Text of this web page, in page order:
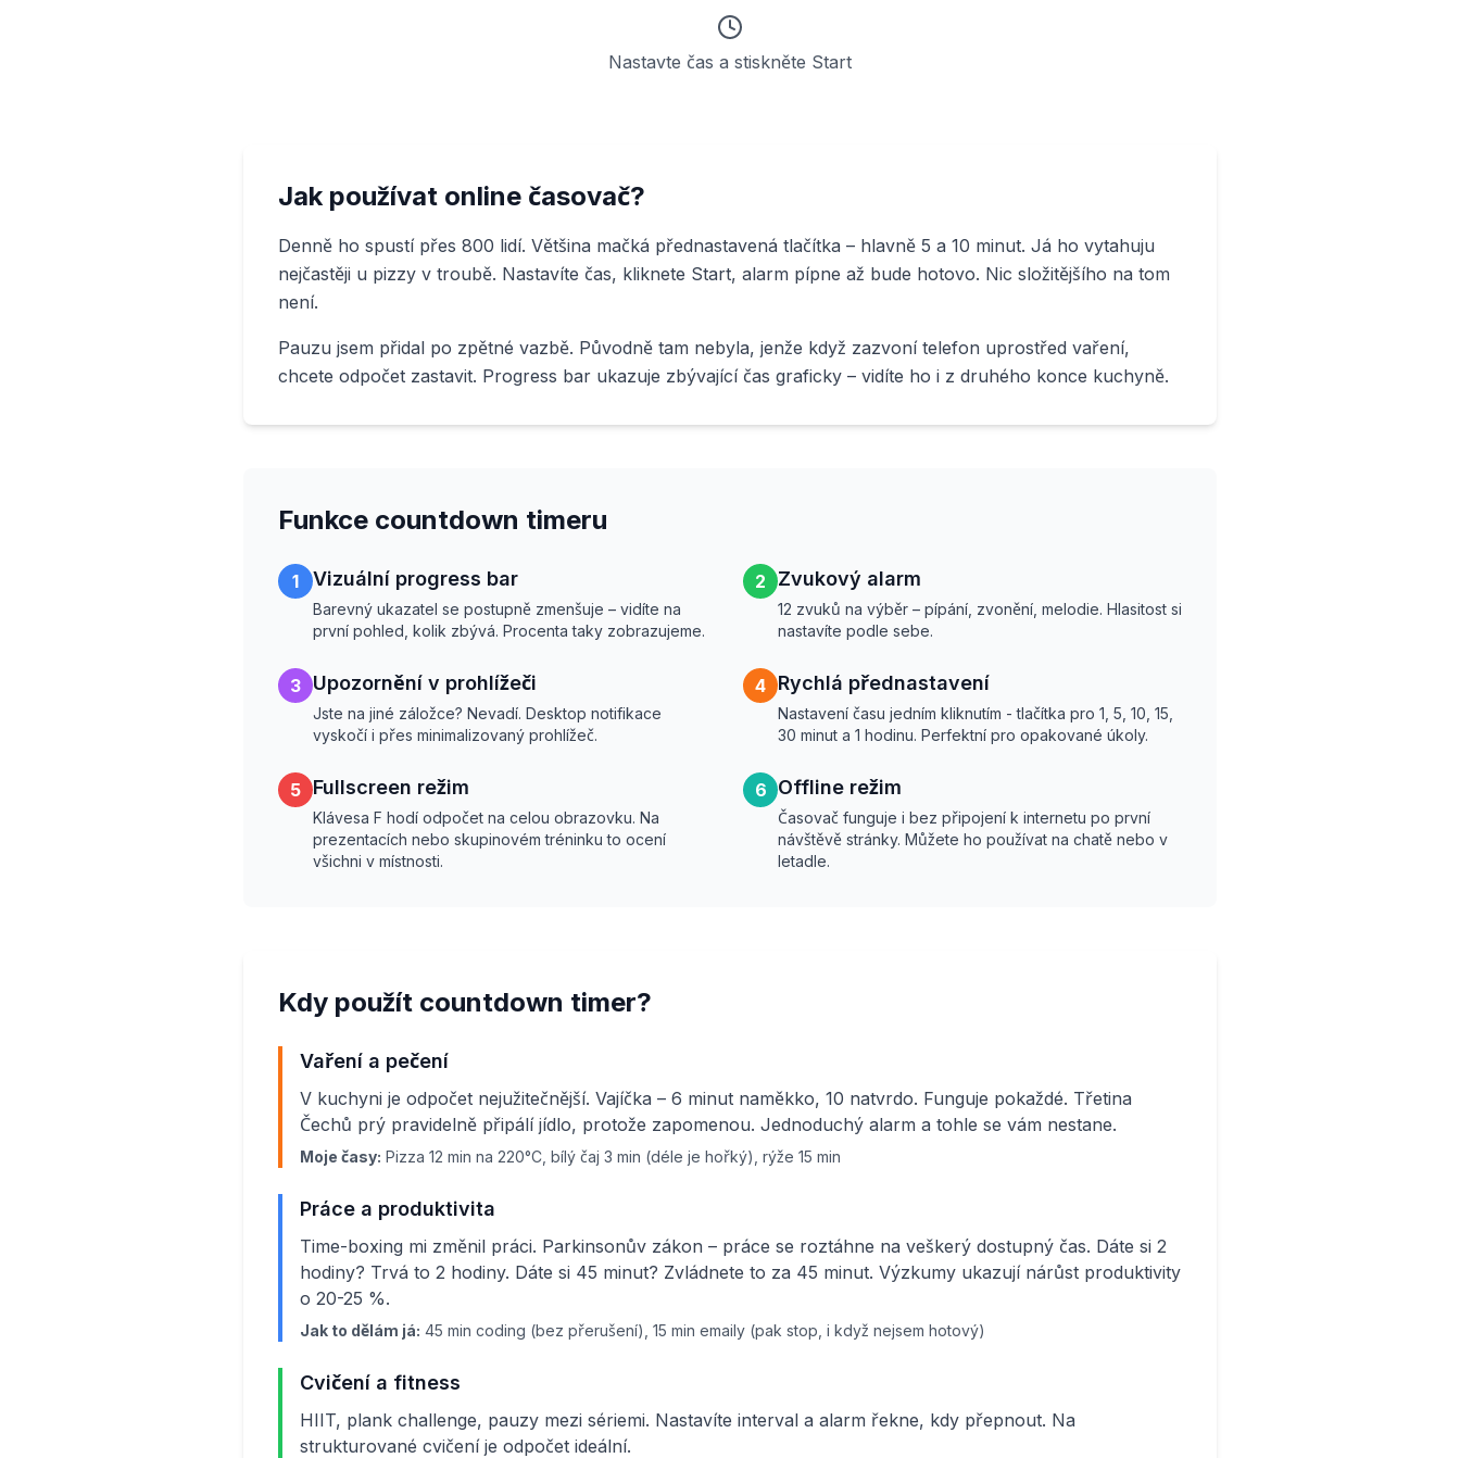
Nastavte čas a stiskněte Start
Jak používat online časovač?
Denně ho spustí přes 800 lidí. Většina mačká přednastavená tlačítka – hlavně 5 a 10 minut. Já ho vytahuju
nejčastěji u pizzy v troubě. Nastavíte čas, kliknete Start, alarm pípne až bude hotovo. Nic složitějšího na tom
není.
Pauzu jsem přidal po zpětné vazbě. Původně tam nebyla, jenže když zazvoní telefon uprostřed vaření,
chcete odpočet zastavit. Progress bar ukazuje zbývající čas graficky – vidíte ho i z druhého konce kuchyně.
Funkce countdown timeru
1 Vizuální progress bar
Barevný ukazatel se postupně zmenšuje – vidíte na
první pohled, kolik zbývá. Procenta taky zobrazujeme.
2 Zvukový alarm
12 zvuků na výběr – pípání, zvonění, melodie. Hlasitost si
nastavíte podle sebe.
3 Upozornění v prohlížeči
Jste na jiné záložce? Nevadí. Desktop notifikace
vyskočí i přes minimalizovaný prohlížeč.
4 Rychlá přednastavení
Nastavení času jedním kliknutím - tlačítka pro 1, 5, 10, 15,
30 minut a 1 hodinu. Perfektní pro opakované úkoly.
5 Fullscreen režim
Klávesa F hodí odpočet na celou obrazovku. Na
prezentacích nebo skupinovém tréninku to ocení
všichni v místnosti.
6 Offline režim
Časovač funguje i bez připojení k internetu po první
návštěvě stránky. Můžete ho používat na chatě nebo v
letadle.
Kdy použít countdown timer?
Vaření a pečení
V kuchyni je odpočet nejužitečnější. Vajíčka – 6 minut naměkko, 10 natvrdo. Funguje pokaždé. Třetina
Čechů prý pravidelně připálí jídlo, protože zapomenou. Jednoduchý alarm a tohle se vám nestane.
Moje časy: Pizza 12 min na 220°C, bílý čaj 3 min (déle je hořký), rýže 15 min
Práce a produktivita
Time-boxing mi změnil práci. Parkinsonův zákon – práce se roztáhne na veškerý dostupný čas. Dáte si 2
hodiny? Trvá to 2 hodiny. Dáte si 45 minut? Zvládnete to za 45 minut. Výzkumy ukazují nárůst produktivity
o 20-25 %.
Jak to dělám já: 45 min coding (bez přerušení), 15 min emaily (pak stop, i když nejsem hotový)
Cvičení a fitness
HIIT, plank challenge, pauzy mezi sériemi. Nastavíte interval a alarm řekne, kdy přepnout. Na
strukturované cvičení je odpočet ideální.